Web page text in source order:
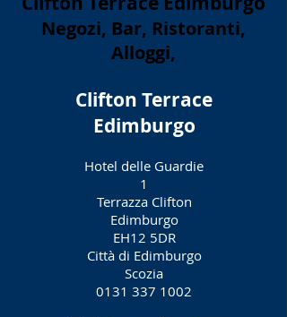
Negozi, Bar, Ristoranti,
Alloggi,
Clifton Terrace
Edimburgo
Hotel delle Guardie
1
Terrazza Clifton
Edimburgo
EH12 5DR
Città di Edimburgo
Scozia
0131 337 1002